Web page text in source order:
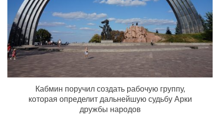
Кабмин поручил создать рабочую группу,
которая определит дальнейшую судьбу Арки
дружбы народов